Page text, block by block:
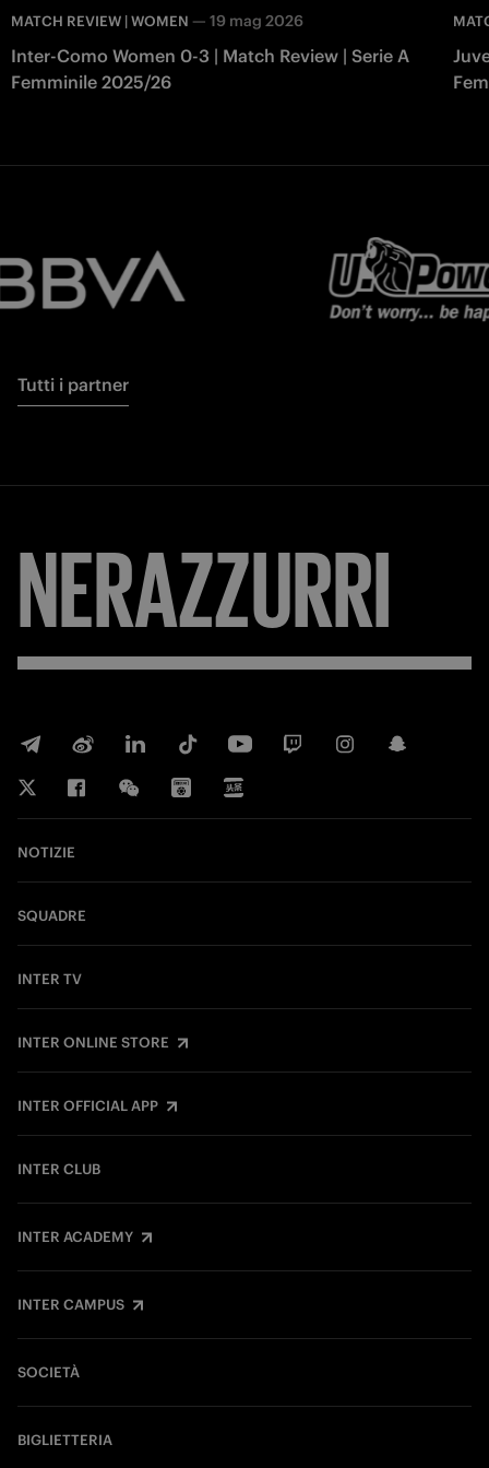
MATCH REVIEW | WOMEN — 19 mag 2026
Inter-Como Women 0-3 | Match Review | Serie A
Femminile 2025/26
Tutti i partner
NERAZZURRI
NOTIZIE
SQUADRE
INTER TV
INTER ONLINE STORE
INTER OFFICIAL APP
INTER CLUB
INTER ACADEMY
INTER CAMPUS
SOCIETÀ
BIGLIETTERIA